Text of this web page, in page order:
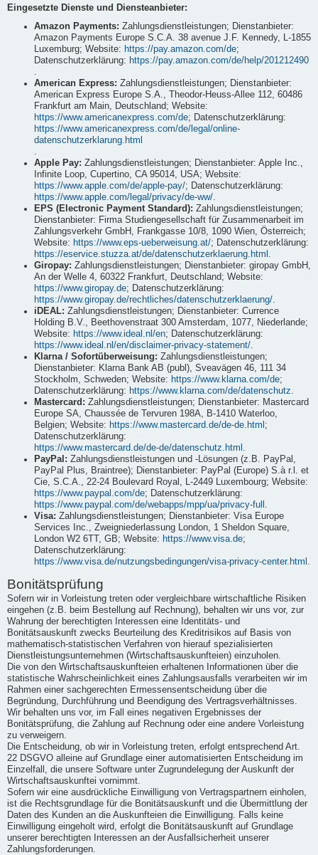
Eingesetzte Dienste und Diensteanbieter:
Amazon Payments: Zahlungsdienstleistungen; Dienstanbieter:
Amazon Payments Europe S.C.A. 38 avenue J.F. Kennedy, L-1855
Luxemburg; Website: https://pay.amazon.com/de;
Datenschutzerklärung: https://pay.amazon.com/de/help/201212490
.
American Express: Zahlungsdienstleistungen; Dienstanbieter:
American Express Europe S.A., Theodor-Heuss-Allee 112, 60486
Frankfurt am Main, Deutschland; Website:
https://www.americanexpress.com/de; Datenschutzerklärung:
https://www.americanexpress.com/de/legal/online-
datenschutzerklarung.html
.
Apple Pay: Zahlungsdienstleistungen; Dienstanbieter: Apple Inc.,
Infinite Loop, Cupertino, CA 95014, USA; Website:
https://www.apple.com/de/apple-pay/; Datenschutzerklärung:
https://www.apple.com/legal/privacy/de-ww/.
EPS (Electronic Payment Standard): Zahlungsdienstleistungen;
Dienstanbieter: Firma Studiengesellschaft für Zusammenarbeit im
Zahlungsverkehr GmbH, Frankgasse 10/8, 1090 Wien, Österreich;
Website: https://www.eps-ueberweisung.at/; Datenschutzerklärung:
https://eservice.stuzza.at/de/datenschutzerklaerung.html .
Giropay: Zahlungsdienstleistungen; Dienstanbieter: giropay GmbH,
An der Welle 4, 60322 Frankfurt, Deutschland; Website:
https://www.giropay.de; Datenschutzerklärung:
https://www.giropay.de/rechtliches/datenschutzerklaerung/.
iDEAL: Zahlungsdienstleistungen; Dienstanbieter: Currence
Holding B.V., Beethovenstraat 300 Amsterdam, 1077, Niederlande;
Website: https://www.ideal.nl/en; Datenschutzerklärung:
https://www.ideal.nl/en/disclaimer-privacy-statement/.
Klarna / Sofortüberweisung: Zahlungsdienstleistungen;
Dienstanbieter: Klarna Bank AB (publ), Sveavägen 46, 111 34
Stockholm, Schweden; Website: https://www.klarna.com/de;
Datenschutzerklärung: https://www.klarna.com/de/datenschutz.
Mastercard: Zahlungsdienstleistungen; Dienstanbieter: Mastercard
Europe SA, Chaussée de Tervuren 198A, B-1410 Waterloo,
Belgien; Website: https://www.mastercard.de/de-de.html ;
Datenschutzerklärung:
https://www.mastercard.de/de-de/datenschutz.html .
PayPal: Zahlungsdienstleistungen und -Lösungen (z.B. PayPal,
PayPal Plus, Braintree); Dienstanbieter: PayPal (Europe) S.à r.l. et
Cie, S.C.A., 22-24 Boulevard Royal, L-2449 Luxembourg; Website:
https://www.paypal.com/de; Datenschutzerklärung:
https://www.paypal.com/de/webapps/mpp/ua/privacy-full .
Visa: Zahlungsdienstleistungen; Dienstanbieter: Visa Europe
Services Inc., Zweigniederlassung London, 1 Sheldon Square,
London W2 6TT, GB; Website: https://www.visa.de;
Datenschutzerklärung:
https://www.visa.de/nutzungsbedingungen/visa-privacy-center.html .
Bonitätsprüfung
Sofern wir in Vorleistung treten oder vergleichbare wirtschaftliche Risiken
eingehen (z.B. beim Bestellung auf Rechnung), behalten wir uns vor, zur
Wahrung der berechtigten Interessen eine Identitäts- und
Bonitätsauskunft zwecks Beurteilung des Kreditrisikos auf Basis von
mathematisch-statistischen Verfahren von hierauf spezialisierten
Dienstleistungsunternehmen (Wirtschaftsauskunfteien) einzuholen.
Die von den Wirtschaftsauskunfteien erhaltenen Informationen über die
statistische Wahrscheinlichkeit eines Zahlungsausfalls verarbeiten wir im
Rahmen einer sachgerechten Ermessensentscheidung über die
Begründung, Durchführung und Beendigung des Vertragsverhältnisses.
Wir behalten uns vor, im Fall eines negativen Ergebnisses der
Bonitätsprüfung, die Zahlung auf Rechnung oder eine andere Vorleistung
zu verweigern.
Die Entscheidung, ob wir in Vorleistung treten, erfolgt entsprechend Art.
22 DSGVO alleine auf Grundlage einer automatisierten Entscheidung im
Einzelfall, die unsere Software unter Zugrundelegung der Auskunft der
Wirtschaftsauskunftei vornimmt.
Sofern wir eine ausdrückliche Einwilligung von Vertragspartnern einholen,
ist die Rechtsgrundlage für die Bonitätsauskunft und die Übermittlung der
Daten des Kunden an die Auskunfteien die Einwilligung. Falls keine
Einwilligung eingeholt wird, erfolgt die Bonitätsauskunft auf Grundlage
unserer berechtigten Interessen an der Ausfallsicherheit unserer
Zahlungsforderungen.